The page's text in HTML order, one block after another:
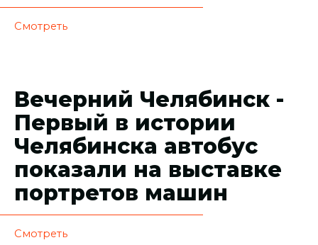
Смотреть
Вечерний Челябинск -
Первый в истории
Челябинска автобус
показали на выставке
портретов машин
Смотреть